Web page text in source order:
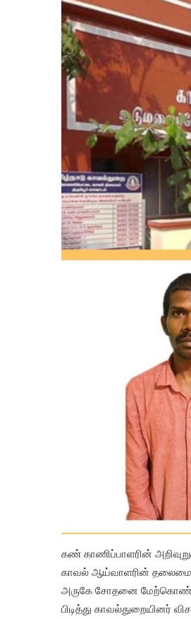
கண் காணிப்பாளரின்
காவல் ஆய்வாளரின்
அருகே சோதனை மேற்கொண்டு
பிடித்து காவல்துறையினர்